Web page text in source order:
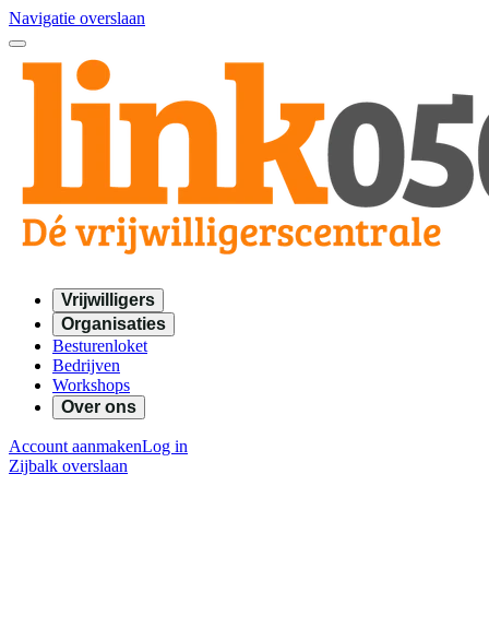
Navigatie overslaan
Vrijwilligers
Organisaties
Besturenloket
Bedrijven
Workshops
Over ons
Account aanmakenLog in
Zijbalk overslaan